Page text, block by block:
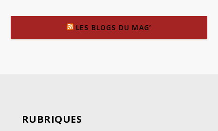
LES BLOGS DU MAG’
RUBRIQUES